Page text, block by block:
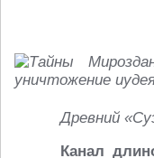
Древний
Канал